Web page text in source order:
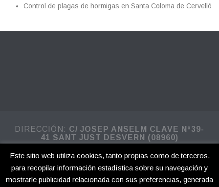
Control de plagas de hormigas en Santa Coloma de Cervelló
DIRECCIÓN: C/ JOSEP ANSELM CLAVE Nº39-
41 SANT JUST DESVERN (08960)
Cryptosan ® - Control de Plagas
Contacto:93 023 10 05 | Email:info@cryptosan.es
Servicio Whatsapp
691 37 17 67
Horario: De Lunes a Viernes, 9:00h a 18:00h, Sábado y
Domingo Cerrado.
Este sitio web utiliza cookies, tanto propias como de terceros,
para recopilar información estadística sobre su navegación y
mostrarle publicidad relacionada con sus preferencias, generada